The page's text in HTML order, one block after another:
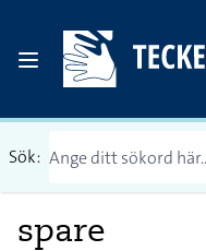
Sök:
spare